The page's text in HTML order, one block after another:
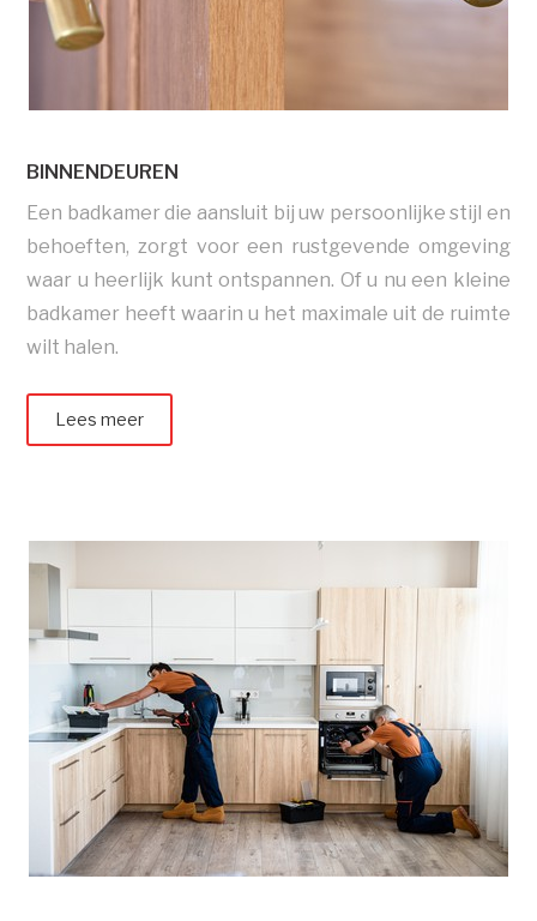
BINNENDEUREN
Een badkamer die aansluit bij uw persoonlijke stijl en
behoeften, zorgt voor een rustgevende omgeving
waar u heerlijk kunt ontspannen. Of u nu een kleine
badkamer heeft waarin u het maximale uit de ruimte
wilt halen.
Lees meer